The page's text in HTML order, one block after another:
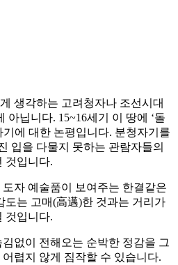
생각하는 고려청자나 조선시대
아닙니다. 15~16세기 이 땅에 ‘돌
에 대한 논평입니다. 분청자기를
입을 다물지 못하는 관람자들의
것입니다.
자 예술품이 보여주는 한결같은
도는 고매(高邁)한 것과는 거리가
것입니다.
없이 전해오는 순박한 정감을 그
렵지 않게 짐작할 수 있습니다.